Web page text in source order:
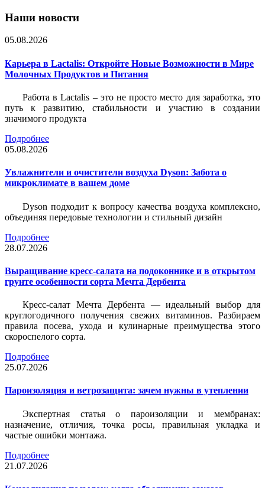
Наши новости
05.08.2026
Карьера в Lactalis: Откройте Новые Возможности в Мире
Молочных Продуктов и Питания
Работа в Lactalis – это не просто место для заработка, это
путь к развитию, стабильности и участию в создании
значимого продукта
Подробнее
05.08.2026
Увлажнители и очистители воздуха Dyson: Забота о
микроклимате в вашем доме
Dyson подходит к вопросу качества воздуха комплексно,
объединяя передовые технологии и стильный дизайн
Подробнее
28.07.2026
Выращивание кресс-салата на подоконнике и в открытом
грунте особенности сорта Мечта Дербента
Кресс-салат Мечта Дербента — идеальный выбор для
круглогодичного получения свежих витаминов. Разбираем
правила посева, ухода и кулинарные преимущества этого
скороспелого сорта.
Подробнее
25.07.2026
Пароизоляция и ветрозащита: зачем нужны в утеплении
Экспертная статья о пароизоляции и мембранах:
назначение, отличия, точка росы, правильная укладка и
частые ошибки монтажа.
Подробнее
21.07.2026